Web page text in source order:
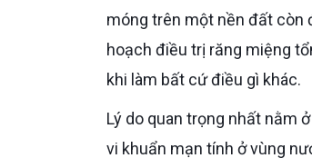
móng trên một nền đất còn
hoạch điều trị răng miệng
khi làm bất cứ điều gì khác.
Lý do quan trọng nhất nằm ở vấn đề kiểm soát nhiễm khuẩn. Răng khôn mọc lệch luôn mang theo một ổ
vi khuẩn mạn tính ở vùng